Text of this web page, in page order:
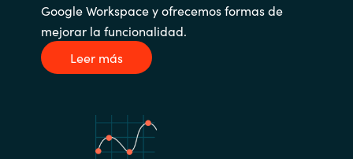
Google Workspace y ofrecemos formas de
mejorar la funcionalidad.
Leer más